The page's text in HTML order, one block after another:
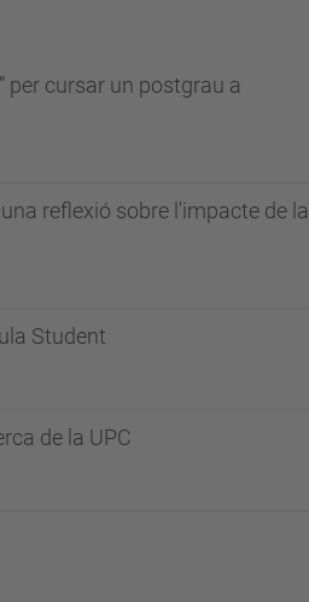
per cursar un postgrau a
reflexió sobre l'impacte de la
Student
de la UPC